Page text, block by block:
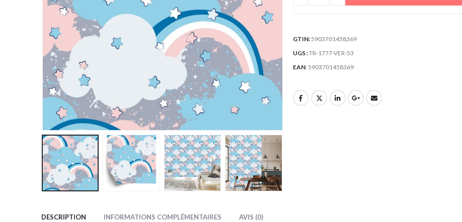
GTIN: 5903701458369
UGS :TR-1777-VER-53
EAN: 5903701458369
DESCRIPTION INFORMATIONS COMPLÉMENTAIRES AVIS (0)